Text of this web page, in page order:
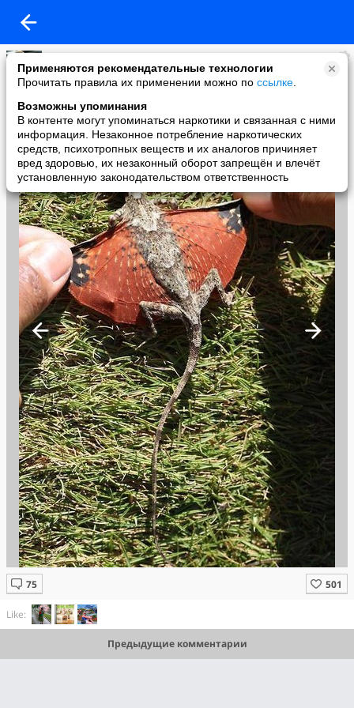
Применяются рекомендательные технологии
Прочитать правила их применении можно по ссылке
Возможны упоминания
В контенте могут упоминаться наркотики и связанная с ними
информация. Незаконное потребление наркотических
средств, психотропных веществ и их аналогов причиняет
вред здоровью, их незаконный оборот запрещён и влечёт
установленную законодательством ответственность
ЗаМир АкиМов
added a photo
12 Oct в 22:45
Like:
Предыдущие комментарии